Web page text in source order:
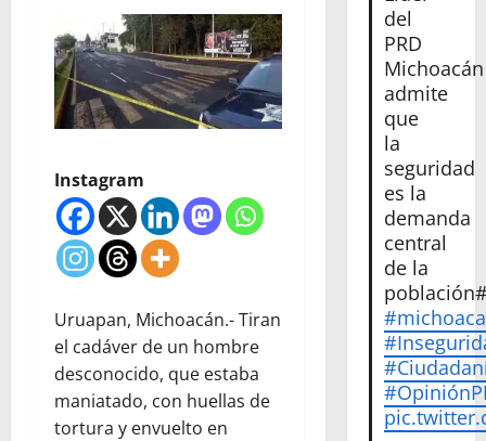
Instagram
Uruapan, Michoacán.- Tiran
el cadáver de un hombre
desconocido, que estaba
maniatado, con huellas de
tortura y envuelto en
del
PRD
Michoacán
admite
que
la
seguridad
es la
demanda
central
de la